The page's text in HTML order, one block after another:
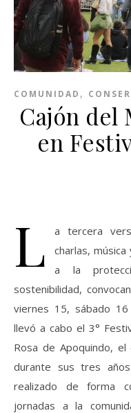
COMUNIDAD ,
Cajón del
en
L
a tercera
charlas,
a la
sostenibilidad,
viernes 15, sábado
llevó a cabo el 3°
Rosa de Apoquindo, el
durante sus tres
realizado de forma
jornadas a la